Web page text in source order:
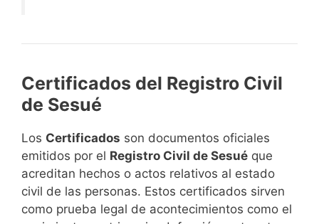
Certificados del Registro Civil
de Sesué
Los Certificados son documentos oficiales
emitidos por el Registro Civil de Sesué que
acreditan hechos o actos relativos al estado
civil de las personas. Estos certificados sirven
como prueba legal de acontecimientos como el